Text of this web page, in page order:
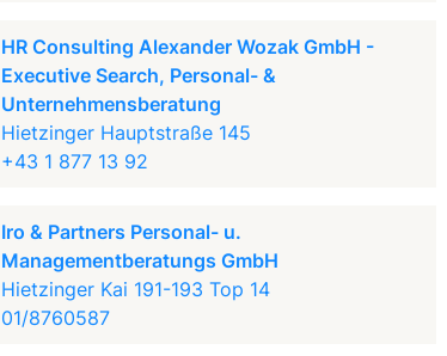
HR Consulting Alexander Wozak GmbH -
Executive Search, Personal- &
Unternehmensberatung
Hietzinger Hauptstraße 145
+43 1 877 13 92
Iro & Partners Personal- u.
Managementberatungs GmbH
Hietzinger Kai 191-193 Top 14
01/8760587